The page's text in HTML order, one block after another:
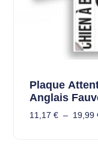
Plaque
Anglais
11,17 € – 19,99